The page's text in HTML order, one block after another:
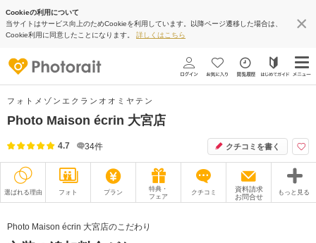
Cookieの利用について
当サイトはサービス向上のためCookieを利用しています。以降ページ遷移した場合は、
Cookie利用に同意したことになります。 詳しくはこちら
フォトメゾンエクランオオミヤテン
Photo Maison écrin 大宮店
4.7 34件 クチコミを書く
選ばれる理由 フォト プラン
特典・
フェア
クチコミ
資料請求
お問合せ
もっと見る
Photo Maison écrin 大宮店のこだわり